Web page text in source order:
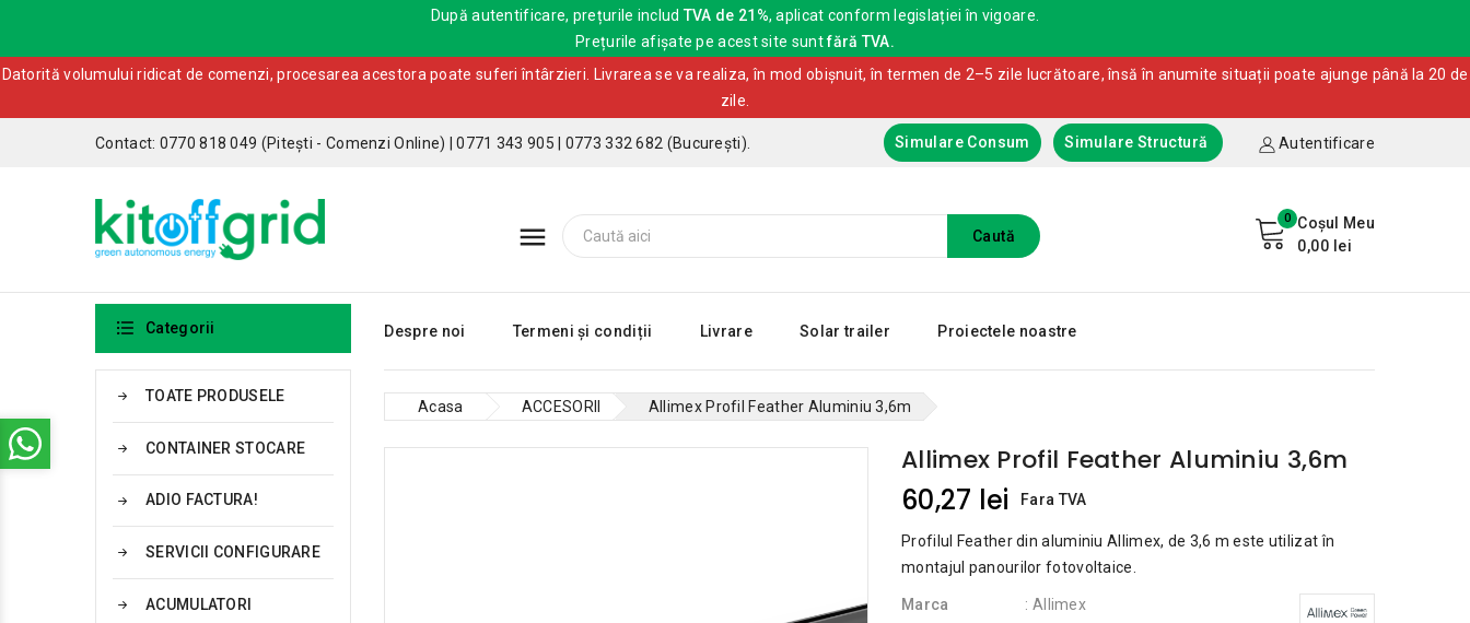
După autentificare, prețurile includTVA de 21%, aplicat conform legislației în vigoare.
Prețurile afișate pe acest site suntfără TVA.
Datorită volumului ridicat de comenzi, procesarea acestora poate suferi întârzieri. Livrarea se va realiza, în mod obișnuit, în termen de 2–5 zile lucrătoare, însă în anumite situații poate ajunge până la 20 de
zile.
Contact: 0770 818 049 (Pitești - Comenzi Online) | 0771 343 905 | 0773 332 682 (București). Autentificare
Simulare Consum Simulare Structură
0 Coșul Meu
0,00 lei
 Caută
Despre noi Termeni și condiții Livrare Solar trailer Proiectele noastre
 Categorii
TOATE PRODUSELE
CONTAINER STOCARE
ADIO FACTURA!
SERVICII CONFIGURARE
ACUMULATORI
Acasa ACCESORII Allimex Profil Feather Aluminiu 3,6m
Allimex Profil Feather Aluminiu 3,6m
60,27 lei Fara TVA
Profilul Feather din aluminiu Allimex, de 3,6 m este utilizat în
montajul panourilor fotovoltaice.
Marca
: Allimex